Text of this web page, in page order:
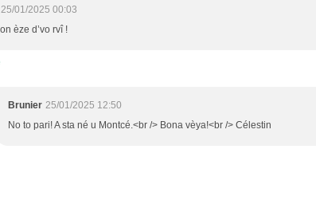
25/01/2025 00:03
èze d’vo rvî !
Brunier 25/01/2025 12:50
No to pari! A sta né u Montcé.<br /> Bona vèya!<br /> Célestin